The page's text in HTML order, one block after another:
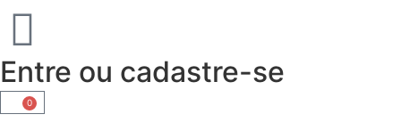
Entre ou cadastre-se
0